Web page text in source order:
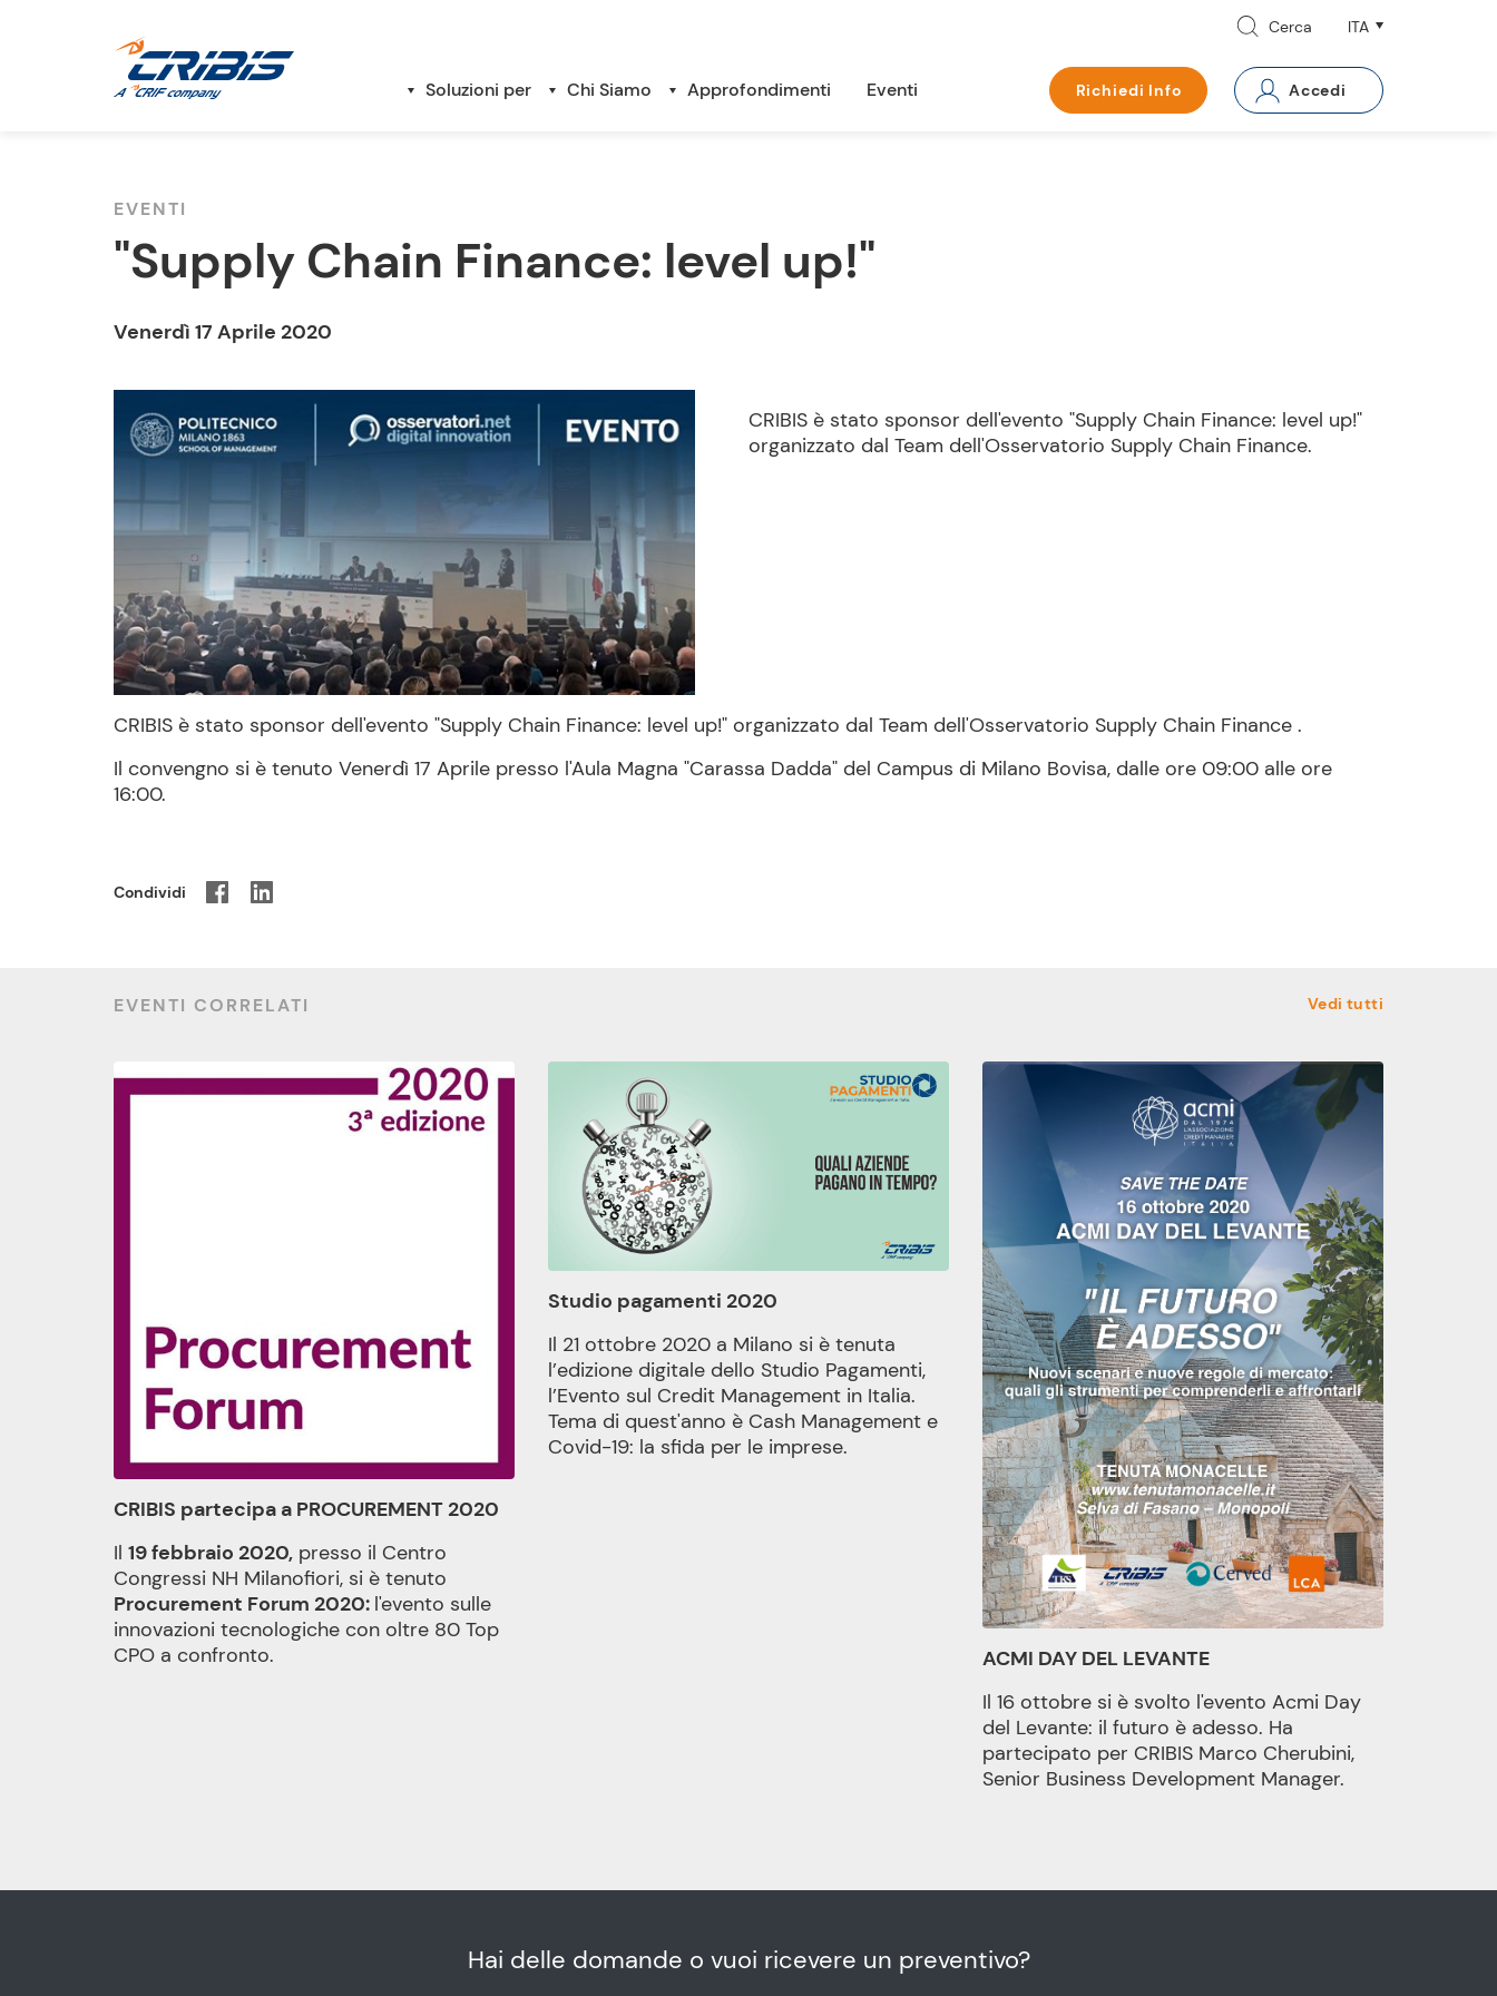
Cerca
Soluzioni per Chi Siamo Approfondimenti Eventi Richiedi Info Accedi
EVENTI
"Supply Chain Finance: level up!"
Venerdì 17 Aprile 2020
CRIBIS è stato sponsor dell'evento "Supply Chain Finance: level up!"
organizzato dal Team dell'Osservatorio Supply Chain Finance.
CRIBIS è stato sponsor dell'evento "Supply Chain Finance: level up!" organizzato dal Team dell'Osservatorio Supply Chain Finance .
Il convengno si è tenuto Venerdì 17 Aprile presso l'Aula Magna "Carassa Dadda" del Campus di Milano Bovisa, dalle ore 09:00 alle ore
16:00.
Condividi
EVENTI CORRELATI Vedi tutti
CRIBIS partecipa a PROCUREMENT 2020
Il 19 febbraio 2020, presso il Centro
Congressi NH Milanofiori, si è tenuto
Procurement Forum 2020: l'evento sulle
innovazioni tecnologiche con oltre 80 Top
CPO a confronto.
Studio pagamenti 2020
Il 21 ottobre 2020 a Milano si è tenuta
l’edizione digitale dello Studio Pagamenti,
l’Evento sul Credit Management in Italia.
Tema di quest'anno è Cash Management e
Covid-19: la sfida per le imprese.
ACMI DAY DEL LEVANTE
Il 16 ottobre si è svolto l'evento Acmi Day
del Levante: il futuro è adesso. Ha
partecipato per CRIBIS Marco Cherubini,
Senior Business Development Manager.
Hai delle domande o vuoi ricevere un preventivo?